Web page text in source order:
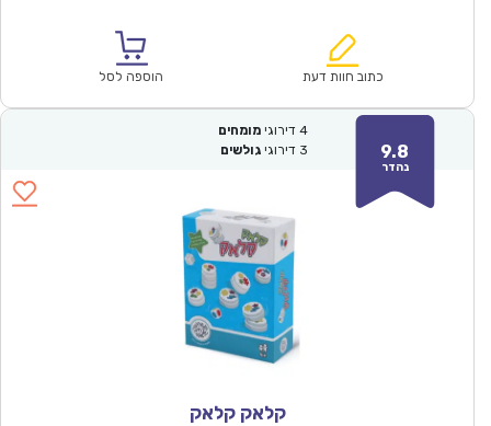
₪64.00.
הוא:
כתוב חוות דעת הוספה לסל
9.8
נהדר
4 דירוגי מומחים
3 דירוגי גולשים
קלאק קלאק